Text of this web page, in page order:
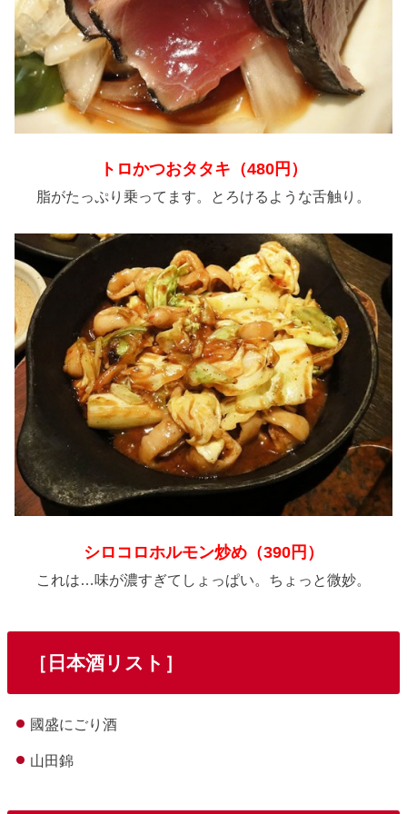
トロかつおタタキ（480円）
脂がたっぷり乗ってます。とろけるような舌触り。
シロコロホルモン炒め（390円）
これは…味が濃すぎてしょっぱい。ちょっと微妙。
［日本酒リスト］
國盛にごり酒
山田錦